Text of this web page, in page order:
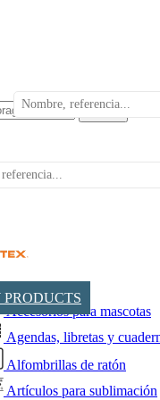
search
PRODUCTS
Accesorios para mascotas
Agendas, libretas y
Alfombrillas de ratón
Artículos para sublimación